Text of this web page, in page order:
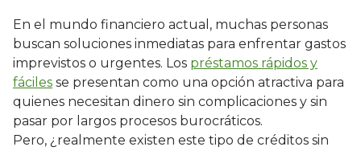
En el mundo financiero actual, muchas personas
buscan soluciones inmediatas para enfrentar gastos
imprevistos o urgentes. Los préstamos rápidos y
fáciles se presentan como una opción atractiva para
quienes necesitan dinero sin complicaciones y sin
pasar por largos procesos burocráticos.
Pero, ¿realmente existen este tipo de créditos sin